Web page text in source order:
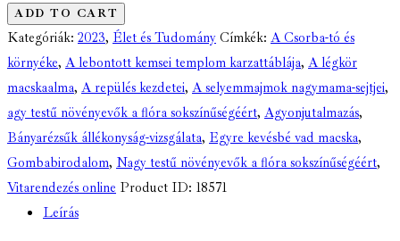
és
Tudomány
-
LXXVIII.
46.
szám
-
2023.
ADD TO CART
Kategóriák: 2023, Élet és Tudomány Címkék: A Csorba-tó és
környéke, A lebontott kemsei templom karzattáblája, A légkör
macskaalma, A repülés kezdetei, A selyemmajmok nagymama-sejtjei,
agy testű növényevők a flóra sokszínűségéért, Agyonjutalmazás,
Bányarézsűk állékonyság-vizsgálata, Egyre kevésbé vad macska,
Gombabirodalom, Nagy testű növényevők a flóra sokszínűségéért,
Vitarendezés online Product ID: 18571
Leírás